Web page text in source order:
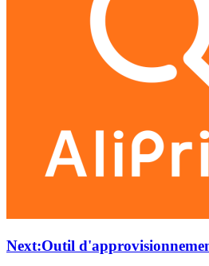
Next:Outil